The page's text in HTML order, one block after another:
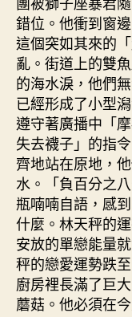
錯位。他衝到窗
這個突如其來的
亂。街道上的雙
的海水淚，他們
已經形成了小型
遵守著廣播中「
失去襪子」的指
齊地站在原地，
水。「負百分之八
瓶喃喃自語，感
什麼。林天秤的
安放的單戀能量
秤的戀愛運勢跌
廚房裡長滿了巨
蘑菇。他必須在